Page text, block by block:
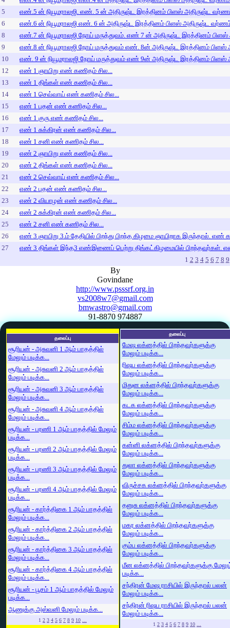
5
எண்.5 ன் நியூமராலஜி. எண். 5 ன் அதிருஷ்ட இரத்தினம் பிளஸ் அதிருஷ்ட
6
எண்.6 ன் நியூமராலஜி எண். 6 ன் அதிருஷ்ட இரத்தினம் பிளஸ் அதிருஷ்ட வர்ணம்
8
எண்.7 ன் நியூமராலஜி நோய் மருத்துவம். எண் 7 ன் அதிருஷ்ட இரத்தினம்
9
எண்.8 ன் நியூமராலஜி நோய் மருத்துவம் எண். 8ன் அதிருஷ்ட இரத்தினம் பிளஸ்
10
எண். 9 ன் நியூமராலஜி நோய் மருத்துவம் எண் 9ன் அதிருஷ்ட இரத்தினம் பிளஸ்
12
எண் 1 ஞாயிறு எண் கணிதம் சில...
13
எண் 1 திங்கள் எண் கணிதம் சில...
14
எண் 1 செவ்வாய் எண் கணிதம் சில...
15
எண் 1 புதன் எண் கணிதம் சில...
16
எண் 1 குரு எண் கணிதம் சில...
17
எண் 1 சுக்கிரன் எண் கணிதம் சில...
18
எண் 1 சனி எண் கணிதம் சில...
19
எண் 2 ஞாயிறு எண் கணிதம் சில...
20
எண் 2 திங்கள் எண் கணிதம் சில...
21
எண் 2 செவ்வாய் எண் கணிதம் சில...
22
எண் 2 புதன் எண் கணிதம் சில...
23
எண் 2 வியாழன் எண் கணிதம் சில...
24
எண் 2 சுக்கிரன் எண் கணிதம் சில...
25
எண் 2 சனி எண் கணிதம் சில...
26
எண் 3 ஞாயிறு 3.ம் தேதியில் பிறந்து பிறந்த கிழமை ஞாயிறாக இருந்தால். எண்
27
எண் 3 திங்கள் இந்த3 எண்இணைப் பெற்று திங்கட்கிழமையில் பிறந்தவர்கள்.
1 2 3 4 5 6 7 8 9
By
Govindane
http://www.psssrf.org.in
vs2008w7@gmail.com
bmwastro@gmail.com
91-8870 974887
தலைப்பு
சூரியன் - அசுவனி 1 ஆம் பாதத்தில்
மேலும் படிக்க...
சூரியன் - அசுவனி 2 ஆம் பாதத்தில்
மேலும் படிக்க...
சூரியன் - அசுவனி 3 ஆம் பாதத்தில்
மேலும் படிக்க...
சூரியன் - அசுவனி 4 ஆம் பாதத்தில்
மேலும் படிக்க...
சூரியன் - பரணி 1 ஆம் பாதத்தில் மேலும்
படிக்க...
சூரியன் - பரணி 2 ஆம் பாதத்தில் மேலும்
படிக்க...
சூரியன் - பரணி 3 ஆம் பாதத்தில் மேலும்
படிக்க...
சூரியன் - பரணி 4 ஆம் பாதத்தில் மேலும்
படிக்க...
சூரியன் - கார்த்திகை 1 ஆம் பாதத்தில்
மேலும் படிக்க...
சூரியன் - கார்த்திகை 2 ஆம் பாதத்தில்
மேலும் படிக்க...
சூரியன் - கார்த்திகை 3 ஆம் பாதத்தில்
மேலும் படிக்க...
சூரியன் - கார்த்திகை 4 ஆம் பாதத்தில்
மேலும் படிக்க...
சூரியன் - பூசம் 1 ஆம் பாதத்தில் மேலும்
படிக்க...
ஆணுக்கு அஸ்வனி மேலும் படிக்க...
1 2 3 4 5 6 7 8 9 10 ...
தலைப்பு
மேஷ லக்னத்தில் பிறந்தவர்களுக்கு
மேலும் படிக்க...
ரிஷப லக்னத்தில் பிறந்தவர்களுக்கு
மேலும் படிக்க...
மிதுன லக்னத்தில் பிறந்தவர்களுக்கு
மேலும் படிக்க...
கடக லக்னத்தில் பிறந்தவர்களுக்கு
மேலும் படிக்க...
சிம்ம லக்னத்தில் பிறந்தவர்களுக்கு
மேலும் படிக்க...
கன்னி லக்னத்தில் பிறந்தவர்களுக்கு
மேலும் படிக்க...
துலா லக்னத்தில் பிறந்தவர்களுக்கு
மேலும் படிக்க...
விருச்சக லக்னத்தில் பிறந்தவர்களுக்கு
மேலும் படிக்க...
தனுசு லக்னத்தில் பிறந்தவர்களுக்கு
மேலும் படிக்க...
மகர லக்னத்தில் பிறந்தவர்களுக்கு
மேலும் படிக்க...
கும்ப லக்னத்தில் பிறந்தவர்களுக்கு
மேலும் படிக்க...
மீன லக்னத்தில் பிறந்தவர்களுக்கு
படிக்க...
சந்திரன் மேஷ ராசியில் இருந்தால் பலன்
மேலும் படிக்க...
சந்திரன் ரிஷப ராசியில் இருந்தால் பலன்
மேலும் படிக்க...
1 2 3 4 5 6 7 8 9 10 ...